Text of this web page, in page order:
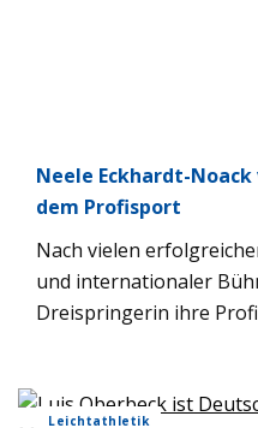
Neele Eckhardt-
dem Profisport
Nach vielen
und internationaler
Dreispringerin ihre
Leichtathletik